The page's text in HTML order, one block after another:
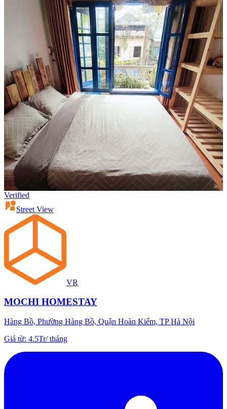
Verified
Street View
VR
MOCHI HOMESTAY
Hàng Bồ, Phường Hàng Bồ, Quận Hoàn Kiếm, TP Hà Nội
Giá từ: 4.5Tr/tháng